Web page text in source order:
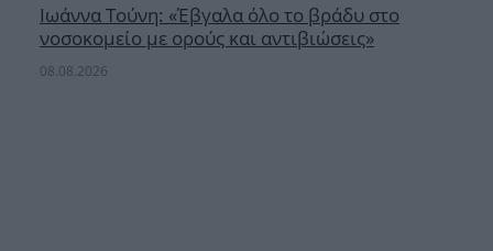
Ιωάννα Τούνη: «Έβγαλα όλο το βράδυ στο
νοσοκομείο με ορούς και αντιβιώσεις»
08.08.2026